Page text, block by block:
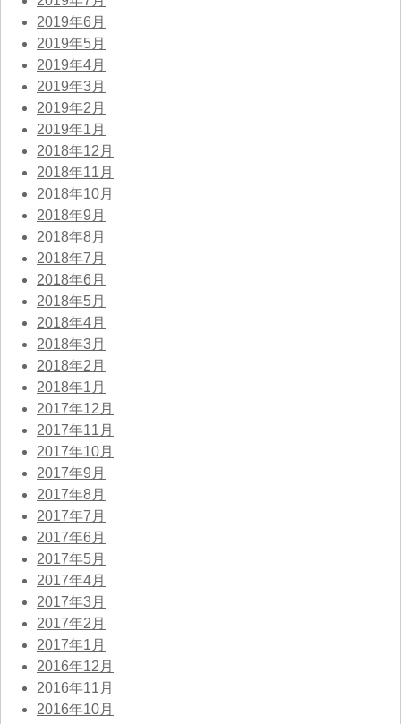
2019年6月
2019年5月
2019年4月
2019年3月
2019年2月
2019年1月
2018年12月
2018年11月
2018年10月
2018年9月
2018年8月
2018年7月
2018年6月
2018年5月
2018年4月
2018年3月
2018年2月
2018年1月
2017年12月
2017年11月
2017年10月
2017年9月
2017年8月
2017年7月
2017年6月
2017年5月
2017年4月
2017年3月
2017年2月
2017年1月
2016年12月
2016年11月
2016年10月